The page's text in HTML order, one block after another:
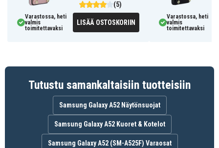
(5)
Varastossa, heti
valmis
toimitettavaksi
LISÄÄ OSTOSKORIIN
Varastossa, heti
valmis
toimitettavaksi
Tutustu samankaltaisiin tuotteisiin
Samsung Galaxy A52 Näytönsuojat
Samsung Galaxy A52 Kuoret & Kotelot
Samsung Galaxy A52 (SM-A525F) Varaosat